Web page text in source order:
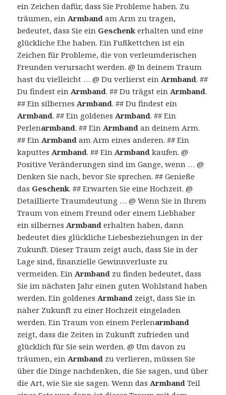
ein Zeichen dafür, dass Sie Probleme haben. Zu
träumen, einArmband am Arm zu tragen,
bedeutet, dass Sie ein Geschenkerhalten und eine
glückliche Ehe haben. Ein Fußkettchen ist ein
Zeichen für Probleme, die von verleumderischen
Freunden verursacht werden. @ In deinem Traum
hast du vielleicht … @ Du verlierst einArmband. ##
Du findest einArmband. ## Du trägst einArmband.
## Ein silbernesArmband. ## Du findest ein
Armband. ## Ein goldenesArmband. ## Ein
Perlenarmband. ## EinArmband an deinem Arm.
## EinArmband am Arm eines anderen. ## Ein
kaputtesArmband. ## EinArmband kaufen. @
Positive Veränderungen sind im Gange, wenn … @
Denken Sie nach, bevor Sie sprechen. ## Genieße
das Geschenk. ## Erwarten Sie eine Hochzeit. @
Detaillierte Traumdeutung … @ Wenn Sie in Ihrem
Traum von einem Freund oder einem Liebhaber
ein silbernesArmband erhalten haben, dann
bedeutet dies glückliche Liebesbeziehungen in der
Zukunft. Dieser Traum zeigt auch, dass Sie in der
Lage sind, finanzielle Gewinnverluste zu
vermeiden. EinArmband zu finden bedeutet, dass
Sie im nächsten Jahr einen guten Wohlstand haben
werden. Ein goldenesArmband zeigt, dass Sie in
naher Zukunft zu einer Hochzeit eingeladen
werden. Ein Traum von einem Perlenarmband
zeigt, dass die Zeiten in Zukunft zufrieden und
glücklich für Sie sein werden. @ Um davon zu
träumen, einArmband zu verlieren, müssen Sie
über die Dinge nachdenken, die Sie sagen, und über
die Art, wie Sie sie sagen. Wenn dasArmband Teil